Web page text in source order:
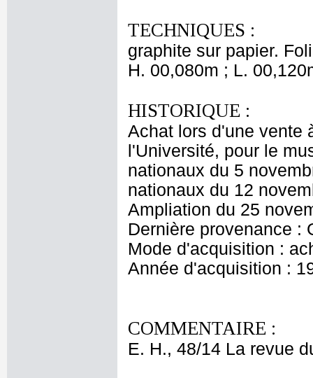
TECHNIQUES :
graphite sur papier.
H. 00,080m ; L.
HISTORIQUE :
Achat lors d'une vente
l'Université, pour le
nationaux du 5
nationaux du 12
Ampliation du 25
Dernière provenance :
Mode d'acquisition :
Année d'acquisition :
COMMENTAIRE :
E. H., 48/14 La revue